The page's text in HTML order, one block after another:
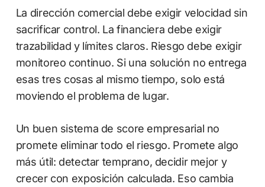
La dirección comercial debe exigir velocidad sin
sacrificar control. La financiera debe exigir
trazabilidad y límites claros. Riesgo debe exigir
monitoreo continuo. Si una solución no entrega
esas tres cosas al mismo tiempo, solo está
moviendo el problema de lugar.
Un buen sistema de score empresarial no
promete eliminar todo el riesgo. Promete algo
más útil: detectar temprano, decidir mejor y
crecer con exposición calculada. Eso cambia